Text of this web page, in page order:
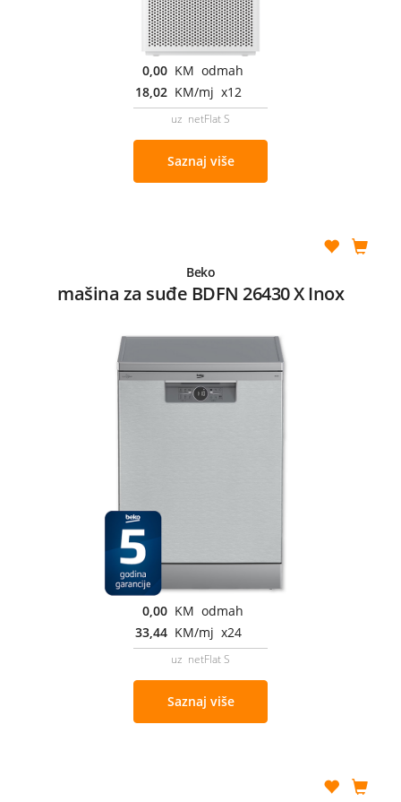
0,00 KM odmah
18,02 KM/mj x12
uz netFlat S
Saznaj više
Beko
mašina za suđe BDFN 26430 X Inox
0,00 KM odmah
33,44 KM/mj x24
uz netFlat S
Saznaj više